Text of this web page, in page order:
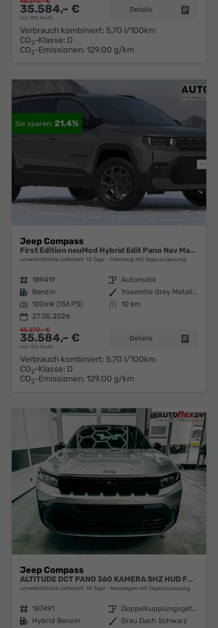
35.584,– €
incl. 19% MwSt.
Details
Verbrauch kombiniert: 5,70 l/100km
CO2-Klasse: D
CO2-Emissionen: 129,00 g/km
21,4%
Jeep Compass
First Edition neuMod Hybrid Edit Pano Nav Matrix
unverbindliche Lieferzeit: 12 Tage Fahrzeug mit Tageszulassung
Fahrzeugnr. 189419 Getriebe Automatik
Kraftstoff Benzin Außenfarbe
Yosemite Grey Metallic
Leistung 100 kW (136 PS) Kilometerstand 10 km
27.05.2026
35.584,– €
incl. 19% MwSt.
45.270,– €
Details
Verbrauch kombiniert: 5,70 l/100km
CO2-Klasse: D
CO2-Emissionen: 129,00 g/km
Jeep Compass
ALTITUDE DCT PANO 360 KAMERA SHZ HUD FOCAL BSD EL.HECKKLAPPE ACC
unverbindliche Lieferzeit: 10 Tage Neuwagen mit Tageszulassung
Fahrzeugnr. 187491 Getriebe
Doppelkupplungsgetriebe (DSG)
Kraftstoff Hybrid Benzin Außenfarbe Grau Dach Schwarz